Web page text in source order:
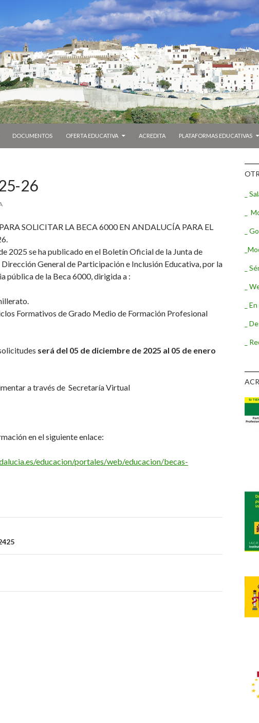
DOCUMENTOS OFERTA EDUCATIVA ACREDITA PLATAFORMAS EDUCATIVAS
26
SOLICITAR LA BECA 6000 EN ANDALUCÍA PARA EL
2025 se ha publicado en el Boletín Oficial de la Junta de
General de Participación e Inclusión Educativa, por la
pública de la Beca 6000, dirigida a :
Formativos de Grado Medio de Formación Profesional
será del 05 de diciembre de 2025 al 05 de enero
a través de Secretaría Virtual
en el siguiente enlace:
educacion/portales/web/educacion/becas-
_
_
_
_
_
_
_
_